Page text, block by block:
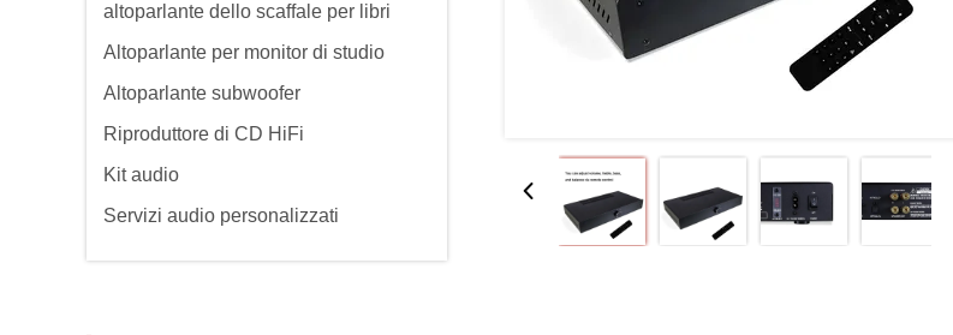
altoparlante dello scaffale per libri
Altoparlante per monitor di studio
Altoparlante subwoofer
Riproduttore di CD HiFi
Kit audio
Servizi audio personalizzati